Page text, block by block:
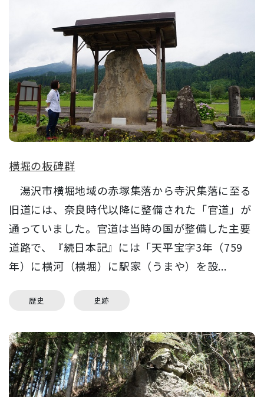
横堀の板碑群
湯沢市横堀地域の赤塚集落から寺沢集落に至る
旧道には、奈良時代以降に整備された「官道」が
通っていました。官道は当時の国が整備した主要
道路で、『続日本記』には「天平宝字3年（759
年）に横河（横堀）に駅家（うまや）を設...
歴史 史跡